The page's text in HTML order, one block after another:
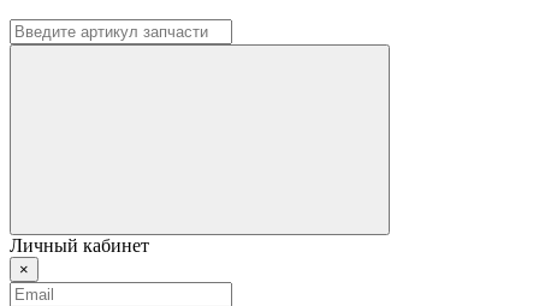
Личный кабинет
×